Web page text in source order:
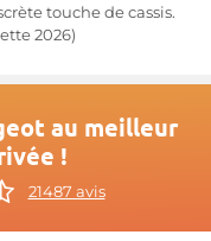
touche de cassis.
2026)
au meilleur
!
21487 avis